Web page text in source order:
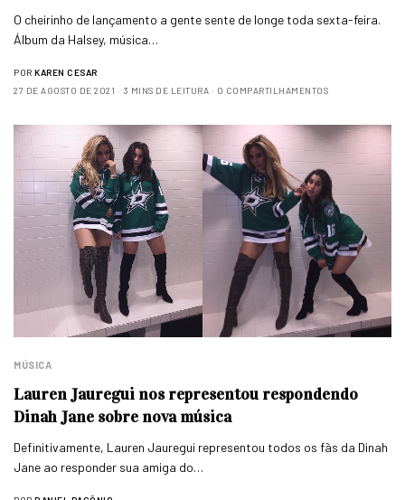
O cheirinho de lançamento a gente sente de longe toda sexta-feira.
Álbum da Halsey, música…
POR KAREN CESAR
27 DE AGOSTO DE 2021
3 MINS DE LEITURA 0 COMPARTILHAMENTOS
MÚSICA
Lauren Jauregui nos representou respondendo
Dinah Jane sobre nova música
Definitivamente, Lauren Jauregui representou todos os fãs da Dinah
Jane ao responder sua amiga do…